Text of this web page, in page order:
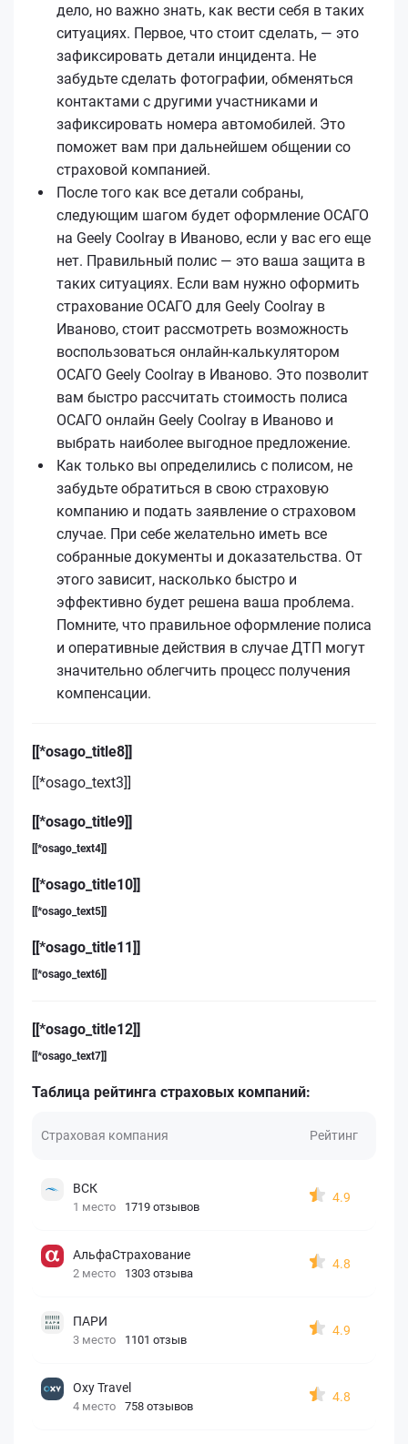
дело, но важно знать, как вести себя в таких
ситуациях. Первое, что стоит сделать, — это
зафиксировать детали инцидента. Не
забудьте сделать фотографии, обменяться
контактами с другими участниками и
зафиксировать номера автомобилей. Это
поможет вам при дальнейшем общении со
страховой компанией.
После того как все детали собраны,
следующим шагом будет оформление ОСАГО
на Geely Coolray в Иваново, если у вас его еще
нет. Правильный полис — это ваша защита в
таких ситуациях. Если вам нужно оформить
страхование ОСАГО для Geely Coolray в
Иваново, стоит рассмотреть возможность
воспользоваться онлайн-калькулятором
ОСАГО Geely Coolray в Иваново. Это позволит
вам быстро рассчитать стоимость полиса
ОСАГО онлайн Geely Coolray в Иваново и
выбрать наиболее выгодное предложение.
Как только вы определились с полисом, не
забудьте обратиться в свою страховую
компанию и подать заявление о страховом
случае. При себе желательно иметь все
собранные документы и доказательства. От
этого зависит, насколько быстро и
эффективно будет решена ваша проблема.
Помните, что правильное оформление полиса
и оперативные действия в случае ДТП могут
значительно облегчить процесс получения
компенсации.
[[*osago_title8]]
[[*osago_text3]]
[[*osago_title9]]
[[*osago_text4]]
[[*osago_title10]]
[[*osago_text5]]
[[*osago_title11]]
[[*osago_text6]]
[[*osago_title12]]
[[*osago_text7]]
Таблица рейтинга страховых компаний:
Страховая компания Рейтинг
ВСК
1 место 1719 отзывов
4.9
АльфаСтрахование
2 место 1303 отзыва
4.8
ПАРИ
3 место 1101 отзыв
4.9
Oxy Travel
4 место 758 отзывов
4.8